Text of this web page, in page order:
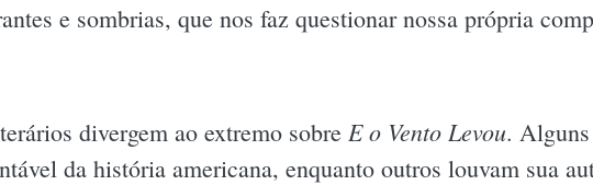
e sombrias, que nos faz questionar nossa própria
divergem ao extremo sobre E o Vento Levou.
da história americana, enquanto outros louvam sua